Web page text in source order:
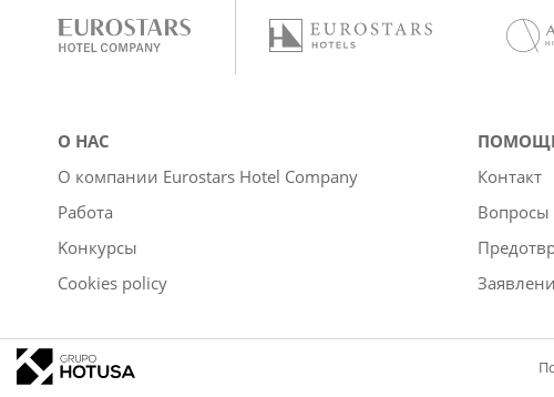
О НАС
О компании Eurostars Hotel Company
Работа
Kонкурсы
Cookies policy
Контакт
Вопросы